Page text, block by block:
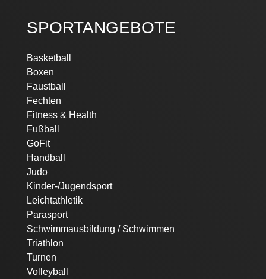
SPORTANGEBOTE
Navigation
überspringen
Basketball
Boxen
Faustball
Fechten
Fitness & Health
Fußball
GoFit
Handball
Judo
Kinder-/Jugendsport
Leichtathletik
Parasport
Schwimmausbildung / Schwimmen
Triathlon
Turnen
Volleyball